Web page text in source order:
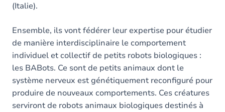
(Italie).
Ensemble, ils vont fédérer leur expertise pour étudier
de manière interdisciplinaire le comportement
individuel et collectif de petits robots biologiques :
les BABots. Ce sont de petits animaux dont le
système nerveux est génétiquement reconfiguré pour
produire de nouveaux comportements. Ces créatures
serviront de robots animaux biologiques destinés à